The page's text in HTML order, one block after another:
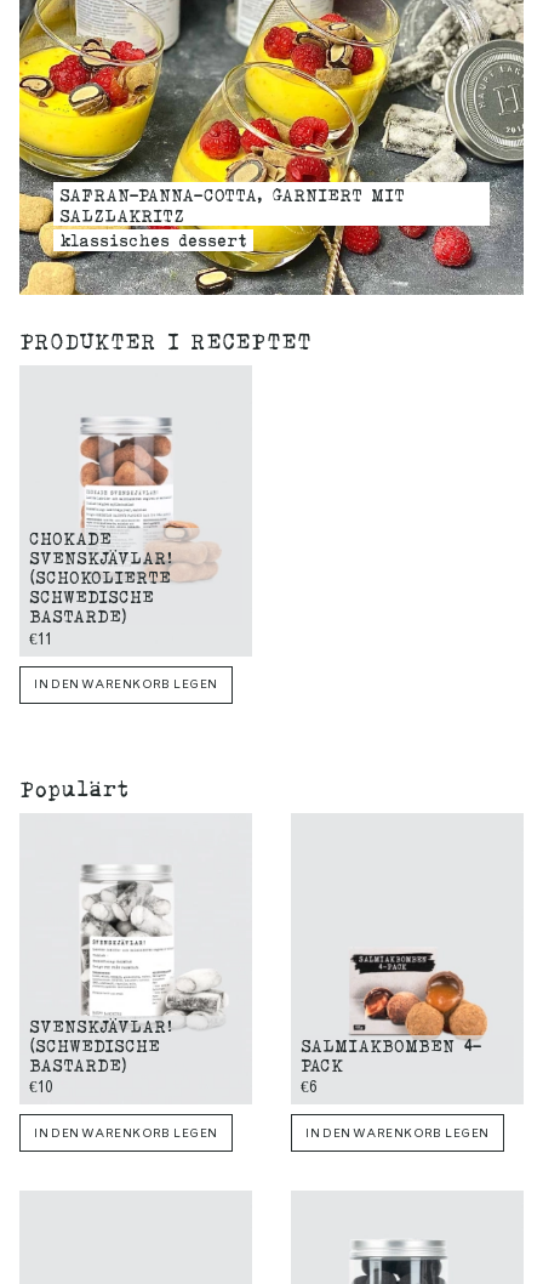
SAFRAN-PANNA-COTTA, GARNIERT MIT
SALZLAKRITZ
klassisches dessert
PRODUKTER I RECEPTET
CHOKADE
SVENSKJÄVLAR!
(SCHOKOLIERTE
SCHWEDISCHE
BASTARDE)
€11
IN DEN WARENKORB LEGEN
Populärt
SVENSKJÄVLAR!
(SCHWEDISCHE
BASTARDE)
€10
IN DEN WARENKORB LEGEN
SALMIAKBOMBEN 4-
PACK
€6
IN DEN WARENKORB LEGEN